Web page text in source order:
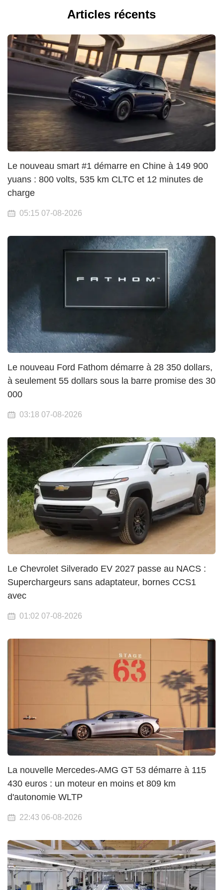
Articles récents
Le nouveau smart #1 démarre en Chine à 149 900
yuans : 800 volts, 535 km CLTC et 12 minutes de
charge
05:15 07-08-2026
Le nouveau Ford Fathom démarre à 28 350 dollars,
à seulement 55 dollars sous la barre promise des 30
000
03:18 07-08-2026
Le Chevrolet Silverado EV 2027 passe au NACS :
Superchargeurs sans adaptateur, bornes CCS1
avec
01:02 07-08-2026
La nouvelle Mercedes-AMG GT 53 démarre à 115
430 euros : un moteur en moins et 809 km
d'autonomie WLTP
22:43 06-08-2026